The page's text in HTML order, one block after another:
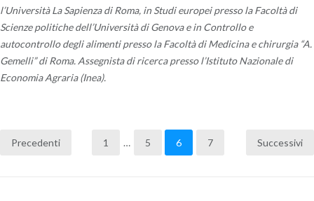
l’Università La Sapienza di Roma, in Studi europei presso la Facoltà di
Scienze politiche dell’Università di Genova e in Controllo e
autocontrollo degli alimenti presso la Facoltà di Medicina e chirurgia “A.
Gemelli” di Roma. Assegnista di ricerca presso l’Istituto Nazionale di
Economia Agraria (Inea).
Navigazione
Precedenti 1 … 5 6 7 Successivi